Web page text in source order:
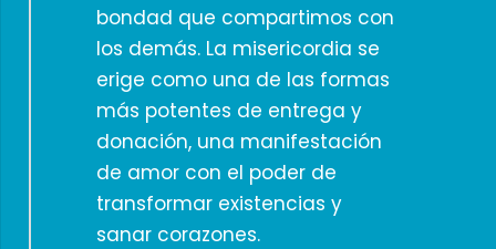
bondad que compartimos con
los demás. La misericordia se
erige como una de las formas
más potentes de entrega y
donación, una manifestación
de amor con el poder de
transformar existencias y
sanar corazones.